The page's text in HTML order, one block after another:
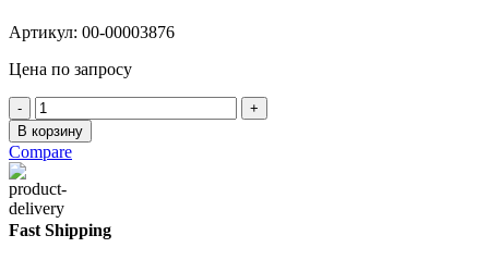
Артикул: 00-00003876
Цена по запросу
Количество
товара
Насадка
резиновая
для
дрели
с
липучкой
В корзину
Compare
Fast Shipping